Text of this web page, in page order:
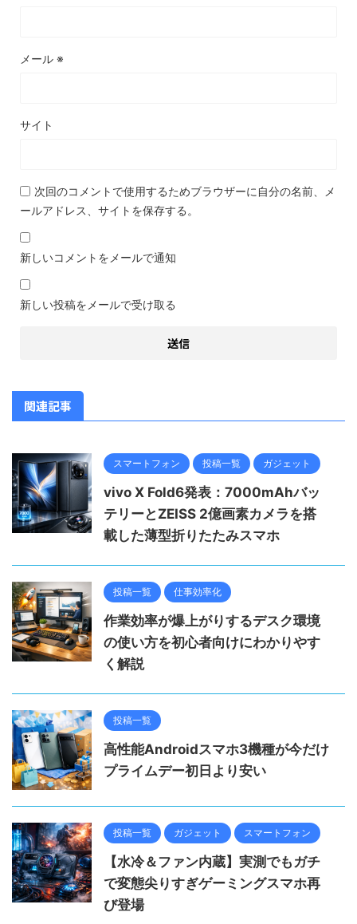
メール ※
サイト
次回のコメントで使用するためブラウザーに自分の名前、メ
ールアドレス、サイトを保存する。
新しいコメントをメールで通知
新しい投稿をメールで受け取る
関連記事
スマートフォン 投稿一覧 ガジェット
vivo X Fold6発表：7000mAhバッ
テリーとZEISS 2億画素カメラを搭
載した薄型折りたたみスマホ
投稿一覧 仕事効率化
作業効率が爆上がりするデスク環境
の使い方を初心者向けにわかりやす
く解説
投稿一覧
高性能Androidスマホ3機種が今だけ
プライムデー初日より安い
投稿一覧 ガジェット スマートフォン
【水冷＆ファン内蔵】実測でもガチ
で変態尖りすぎゲーミングスマホ再
び登場